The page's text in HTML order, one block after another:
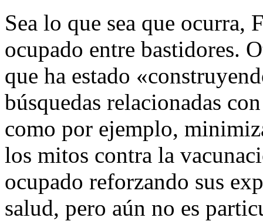
Sea lo que sea que ocurra,
ocupado entre bastidores.
que ha estado
búsquedas relacionadas
como por ejemplo,
los mitos contra la
ocupado reforzando sus
salud, pero aún no es